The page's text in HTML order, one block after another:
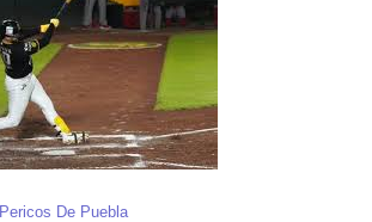
Pericos De Puebla